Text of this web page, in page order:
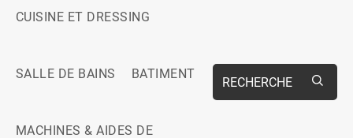
CUISINE ET DRESSING
SALLE DE BAINS BATIMENT
MACHINES & AIDES DE
RECHERCHE